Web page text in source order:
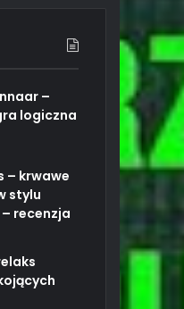
–
logiczna
– krwawe
stylu
recenzja